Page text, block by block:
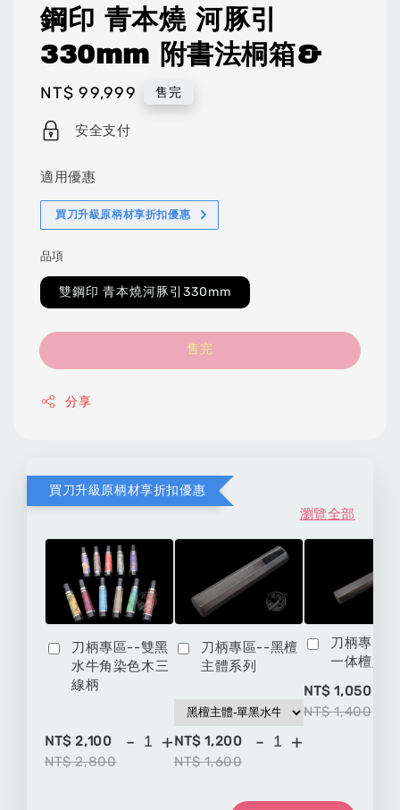
鋼印 青本燒 河豚引
330mm 附書法桐箱&
Regular
price
NT$ 99,999 售完
安全支付
適用優惠
買刀升級原柄材享折扣優惠
品項
雙鋼印 青本燒河豚引330mm
售完
分享
買刀升級原柄材享折扣優惠
瀏覽全部
刀柄專區--雙黑
水牛角染色木三
線柄
NT$ 2,100
NT$ 2,800
- +
刀柄專區--黑檀
主體系列
NT$ 1,200
NT$ 1,600
- +
刀柄專區
一体檀八
NT$ 1,050
NT$ 1,400